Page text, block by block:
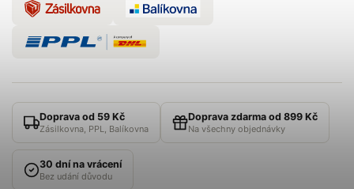
Doprava od 59 Kč
Zásilkovna, PPL, Balíkovna
Doprava zdarma od 899 Kč
Na všechny objednávky
30 dní na vrácení
Bez udání důvodu